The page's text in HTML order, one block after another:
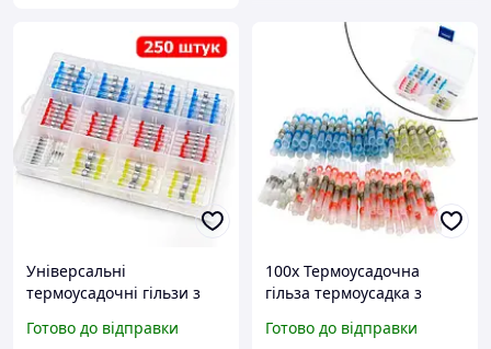
Універсальні
термоусадочні гільзи з
4 види
Готово до відправки
100x Термоусадочна
гільза термоусадка з
Готово до відправки